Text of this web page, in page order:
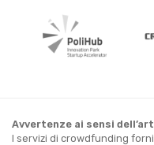
Avvertenze ai sensi dell’art
I servizi di crowdfunding